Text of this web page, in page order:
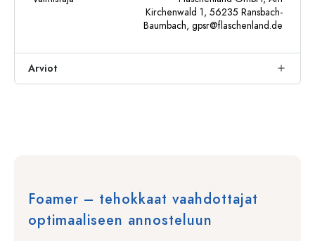
Kirchenwald 1, 56235 Ransbach-
Baumbach, gpsr@flaschenland.de
Arviot
Foamer – tehokkaat vaahdottajat
optimaaliseen annosteluun